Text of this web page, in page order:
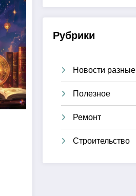
Рубрики
Новости разные
Полезное
Ремонт
Строительство